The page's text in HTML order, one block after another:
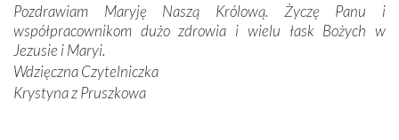
Byli tym razem pośród Apostołów Fatimy reprezentanci
każdego spośród żyjących pokoleń. Najmłodszy uczestnik
liczył sobie 13 lat, zaś senior, pan Zdzisław – już 94.
Całe życie marzyłem, by tu przyjechać
rozmowie.
Pozdrawiam Maryję Naszą Królową. Życzę Panu i
współpracownikom dużo zdrowia i wielu łask Bożych w
Jezusie i Maryi.
Wdzięczna Czytelniczka
Krystyna z Pruszkowa